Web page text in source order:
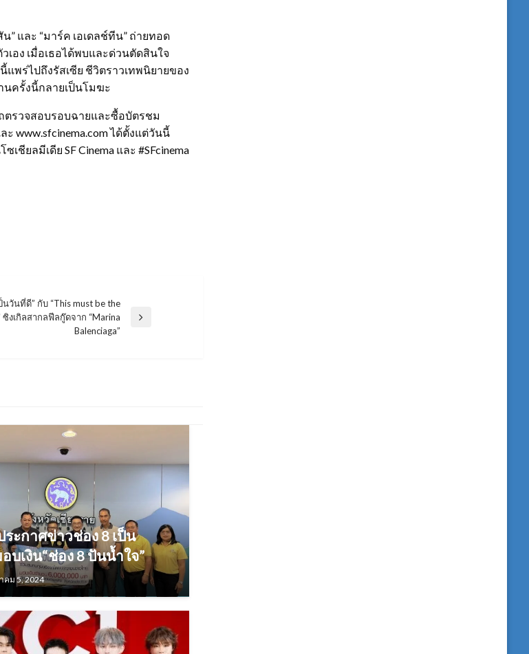
” และ “มาร์ค เอเดลช์ทีน” ถ่ายทอด
เอง เมื่อเธอได้พบและด่วนตัดสินใจ
พร่ไปถึงรัสเซีย ชีวิตราวเทพนิยายของ
นครั้งนี้กลายเป็นโมฆะ
ตรวจสอบรอบฉายและซื้อบัตรชม
www.sfcinema.com ได้ตั้งแต่วันนี้
ยลมีเดีย SF Cinema และ #SFcinema
นวันที่ดี” กับ “This must be the
ซิงเกิลสากลฟีลกู๊ดจาก “Marina
Balenciaga”
ระกาศข่าวช่อง 8 เป็น
บเงิน“ช่อง 8 ปันน้ำใจ”
คม 5, 2024